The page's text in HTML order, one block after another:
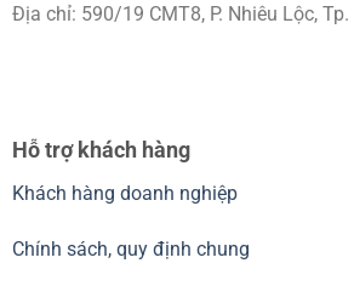
Địa chỉ: 590/19 CMT8, P. Nhiêu Lộc, Tp.
Hỗ trợ khách hàng
Khách hàng doanh nghiệp
Chính sách, quy định chung